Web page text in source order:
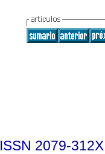
ISSN 2079-312X